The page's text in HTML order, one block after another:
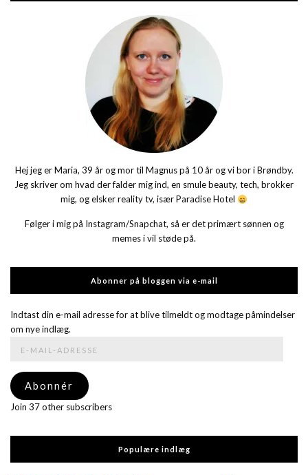
Hej jeg er Maria, 39 år og mor til Magnus på 10 år og vi bor i Brøndby.
Jeg skriver om hvad der falder mig ind, en smule beauty, tech, brokker
mig, og elsker reality tv, især Paradise Hotel
Følger i mig på Instagram/Snapchat, så er det primært sønnen og
memes i vil støde på.
Abonner på bloggen via e-mail
Indtast din e-mail adresse for at blive tilmeldt og modtage påmindelser
om nye indlæg.
adresse
Abonnér
Join 37 other subscribers
Populære indlæg